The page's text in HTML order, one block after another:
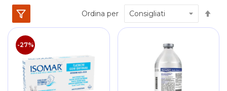
Ordina per
-27%